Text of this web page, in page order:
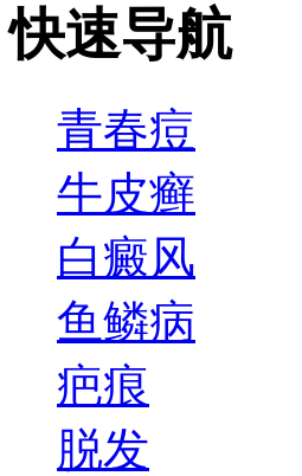
快速导航
青春痘
牛皮癣
白癜风
鱼鳞病
疤痕
脱发